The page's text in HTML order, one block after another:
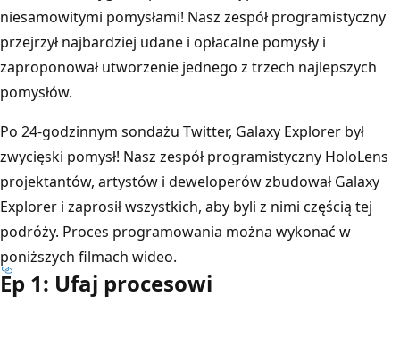
niesamowitymi pomysłami! Nasz zespół programistyczny
przejrzył najbardziej udane i opłacalne pomysły i
zaproponował utworzenie jednego z trzech najlepszych
pomysłów.
Po 24-godzinnym sondażu Twitter, Galaxy Explorer był
zwycięski pomysł! Nasz zespół programistyczny HoloLens
projektantów, artystów i deweloperów zbudował Galaxy
Explorer i zaprosił wszystkich, aby byli z nimi częścią tej
podróży. Proces programowania można wykonać w
poniższych filmach wideo.
Ep 1: Ufaj procesowi